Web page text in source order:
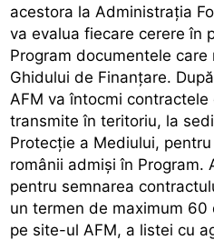
acestora la Administrația
va evalua fiecare cerere în
Program documentele
Ghidului de Finanțare.
AFM va întocmi
transmite în teritoriu, la
Protecție a Mediului,
românii admiși în Program.
pentru semnarea
un termen de maximum
pe site-ul AFM, a listei cu